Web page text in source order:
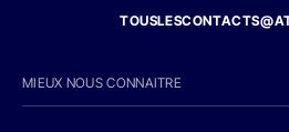
MIEUX NOUS CONNAITRE